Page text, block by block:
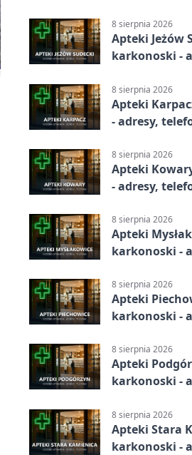
8 sierpnia 2026
Apteki Jeżów
karkonoski -
8 sierpnia 2026
Apteki
- adresy,
8 sierpnia 2026
Apteki
- adresy,
8 sierpnia 2026
Apteki
karkonoski -
8 sierpnia 2026
Apteki
karkonoski -
8 sierpnia 2026
Apteki
karkonoski -
8 sierpnia 2026
Apteki Stara
karkonoski -